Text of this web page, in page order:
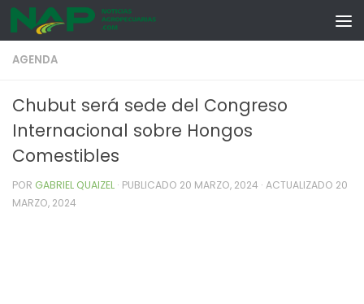
Skip to content
AGENDA
Chubut será sede del Congreso
Internacional sobre Hongos
Comestibles
POR GABRIEL QUAIZEL · PUBLICADO 20 MARZO, 2024 · ACTUALIZADO 20
MARZO, 2024